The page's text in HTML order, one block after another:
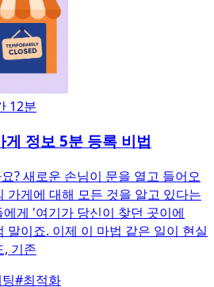
12분
정보 5분 등록 비법
? 새로운 손님이 문을 열고 들어오
가게에 대해 모든 것을 알고 있다는
게 '여기가 당신이 찾던 곳이에
말이죠. 이제 이 마법 같은 일이 현실
, 기존
#최적화